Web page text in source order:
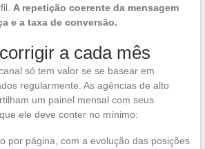
A repetição coerente da mensagem
e a taxa de conversão.
a cada mês
só tem valor se se basear em
regularmente. As agências de alto
um painel mensal com seus
ele deve conter no mínimo:
por página, com a evolução das posições